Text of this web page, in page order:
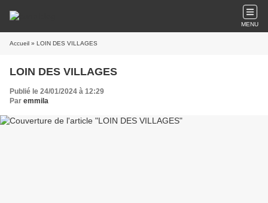
MENU
Accueil » LOIN DES VILLAGES
LOIN DES VILLAGES
Publié le 24/01/2024 à 12:29
Par emmila